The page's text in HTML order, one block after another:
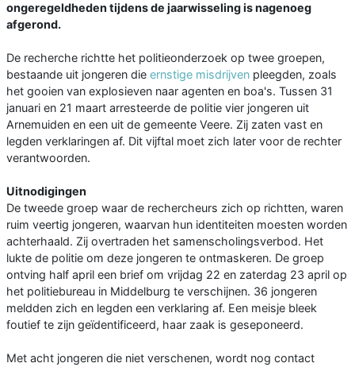
ongeregeldheden tijdens de jaarwisseling is nagenoeg
afgerond.
De recherche richtte het politieonderzoek op twee groepen,
bestaande uit jongeren die ernstige misdrijven pleegden, zoals
het gooien van explosieven naar agenten en boa's. Tussen 31
januari en 21 maart arresteerde de politie vier jongeren uit
Arnemuiden en een uit de gemeente Veere. Zij zaten vast en
legden verklaringen af. Dit vijftal moet zich later voor de rechter
verantwoorden.
Uitnodigingen
De tweede groep waar de rechercheurs zich op richtten, waren
ruim veertig jongeren, waarvan hun identiteiten moesten worden
achterhaald. Zij overtraden het samenscholingsverbod. Het
lukte de politie om deze jongeren te ontmaskeren. De groep
ontving half april een brief om vrijdag 22 en zaterdag 23 april op
het politiebureau in Middelburg te verschijnen. 36 jongeren
meldden zich en legden een verklaring af. Een meisje bleek
foutief te zijn geïdentificeerd, haar zaak is geseponeerd.
Met acht jongeren die niet verschenen, wordt nog contact